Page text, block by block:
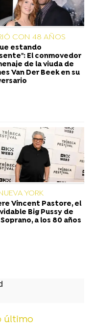
CON 48 AÑOS
estando
El conmovedor
de la viuda de
Van Der Beek en su
YORK
Vincent Pastore, el
Big Pussy de
a los 80 años
último